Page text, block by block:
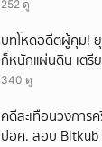
252 ดู
บทโหดอดีตผู้คุม!
ก็หนักแผ่นดิน เตรีย
340 ดู
คดีสะเทือนวงการ
ปอศ. สอบ Bitkub